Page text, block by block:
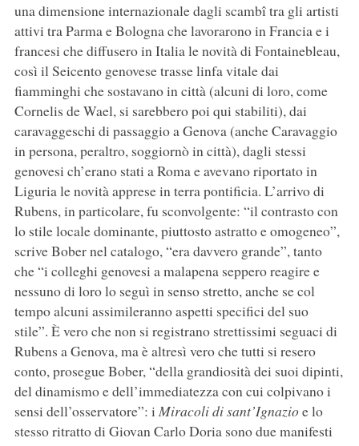
una dimensione internazionale dagli scambî tra gli artisti
attivi tra Parma e Bologna che lavorarono in Francia e i
francesi che diffusero in Italia le novità di Fontainebleau,
così il Seicento genovese trasse linfa vitale dai
fiamminghi che sostavano in città (alcuni di loro, come
Cornelis de Wael, si sarebbero poi qui stabiliti), dai
caravaggeschi di passaggio a Genova (anche Caravaggio
in persona, peraltro, soggiornò in città), dagli stessi
genovesi ch’erano stati a Roma e avevano riportato in
Liguria le novità apprese in terra pontificia. L’arrivo di
Rubens, in particolare, fu sconvolgente: “il contrasto con
lo stile locale dominante, piuttosto astratto e omogeneo”,
scrive Bober nel catalogo, “era davvero grande”, tanto
che “i colleghi genovesi a malapena seppero reagire e
nessuno di loro lo seguì in senso stretto, anche se col
tempo alcuni assimileranno aspetti specifici del suo
stile”. È vero che non si registrano strettissimi seguaci di
Rubens a Genova, ma è altresì vero che tutti si resero
conto, prosegue Bober, “della grandiosità dei suoi dipinti,
del dinamismo e dell’immediatezza con cui colpivano i
sensi dell’osservatore”: i Miracoli di sant’Ignazioe lo
stesso ritratto di Giovan Carlo Doria sono due manifesti